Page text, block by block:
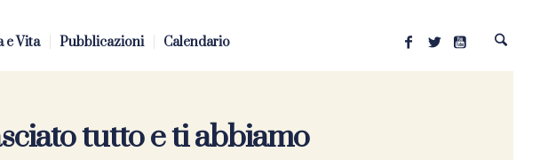
e Vita Pubblicazioni Calendario
tutto e ti abbiamo